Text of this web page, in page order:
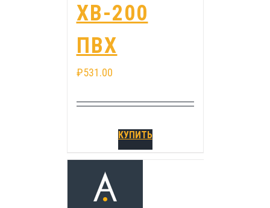
ХВ-200
ПВХ
₽531.00
КУПИТЬ